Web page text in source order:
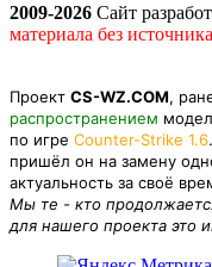
2009-2026 Сайт
материала без
Проект CS-WZ.COM,
распространением
по игре Counter-Strike 1.6
пришёл он на замену
актуальность за своё
Мы те - кто
для нашего проекта это